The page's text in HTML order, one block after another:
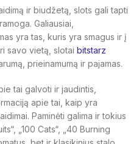
ir biudžetą, slots gali tapti
Galiausiai,
yra tas, kuris yra smagus ir į
savo vietą, slotai bitstarz
prieinamumą ir pajamas.
tai galvoti ir jaudintis,
apie tai, kaip yra
Paminėti galima ir tokius
„100 Cats“, „40 Burning